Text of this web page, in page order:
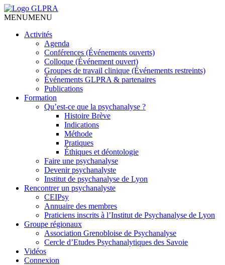
MENUMENU
Activités
Agenda
Conférences (Événements ouverts)
Colloque (Événement ouvert)
Groupes de travail clinique (Événements restreints)
Événements GLPRA & partenaires
Publications
Formation
Qu’est-ce que la psychanalyse ?
Histoire Brève
Indications
Méthode
Pratiques
Éthiques et déontologie
Faire une psychanalyse
Devenir psychanalyste
Institut de psychanalyse de Lyon
Rencontrer un psychanalyste
CEIPsy
Annuaire des membres
Praticiens inscrits à l’Institut de Psychanalyse de Lyon
Groupe régionaux
Association Grenobloise de Psychanalyse
Cercle d’Etudes Psychanalytiques des Savoie
Vidéos
Connexion